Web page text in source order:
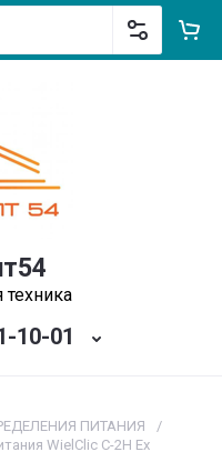
техника
10-01
ПИТАНИЯ
/
WielClic С-2H Ex